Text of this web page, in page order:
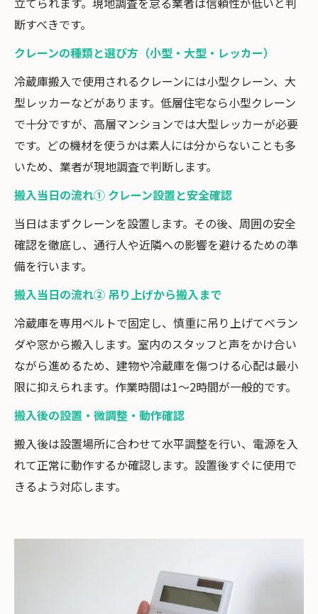
断すべきです。
クレーンの種類と選び方（小型・大型・レッカー）
冷蔵庫搬入で使用されるクレーンには小型クレーン、大
型レッカーなどがあります。低層住宅なら小型クレーン
で十分ですが、高層マンションでは大型レッカーが必要
です。どの機材を使うかは素人には分からないことも多
いため、業者が現地調査で判断します。
搬入当日の流れ① クレーン設置と安全確認
当日はまずクレーンを設置します。その後、周囲の安全
確認を徹底し、通行人や近隣への影響を避けるための準
備を行います。
搬入当日の流れ② 吊り上げから搬入まで
冷蔵庫を専用ベルトで固定し、慎重に吊り上げてベラン
ダや窓から搬入します。室内のスタッフと声をかけ合い
ながら進めるため、建物や冷蔵庫を傷つける心配は最小
限に抑えられます。作業時間は1〜2時間が一般的です。
搬入後の設置・微調整・動作確認
搬入後は設置場所に合わせて水平調整を行い、電源を入
れて正常に動作するか確認します。設置後すぐに使用で
きるよう対応します。